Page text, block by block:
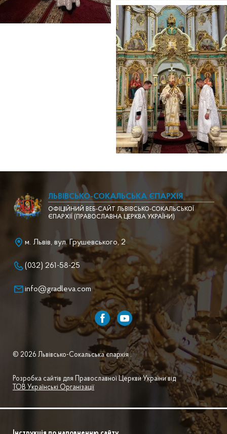
ЛЬВІВСЬКО-СОКАЛЬСЬКА ЄПАРХІЯ
ОФІЦІЙНИЙ ВЕБ-САЙТ ЛЬВІВСЬКО-СОКАЛЬСЬКОЇ
ЄПАРХІЇ (ПРАВОСЛАВНА ЦЕРКВА УКРАЇНИ)
м. Львів, вул. Грушевського, 2
(032) 261-58-25
info@gradleva.com
© 2026 Львівсько-Сокальська єпархія .
Розробка сайтів для Православної Церкви України від
ТОВ Українські Організації